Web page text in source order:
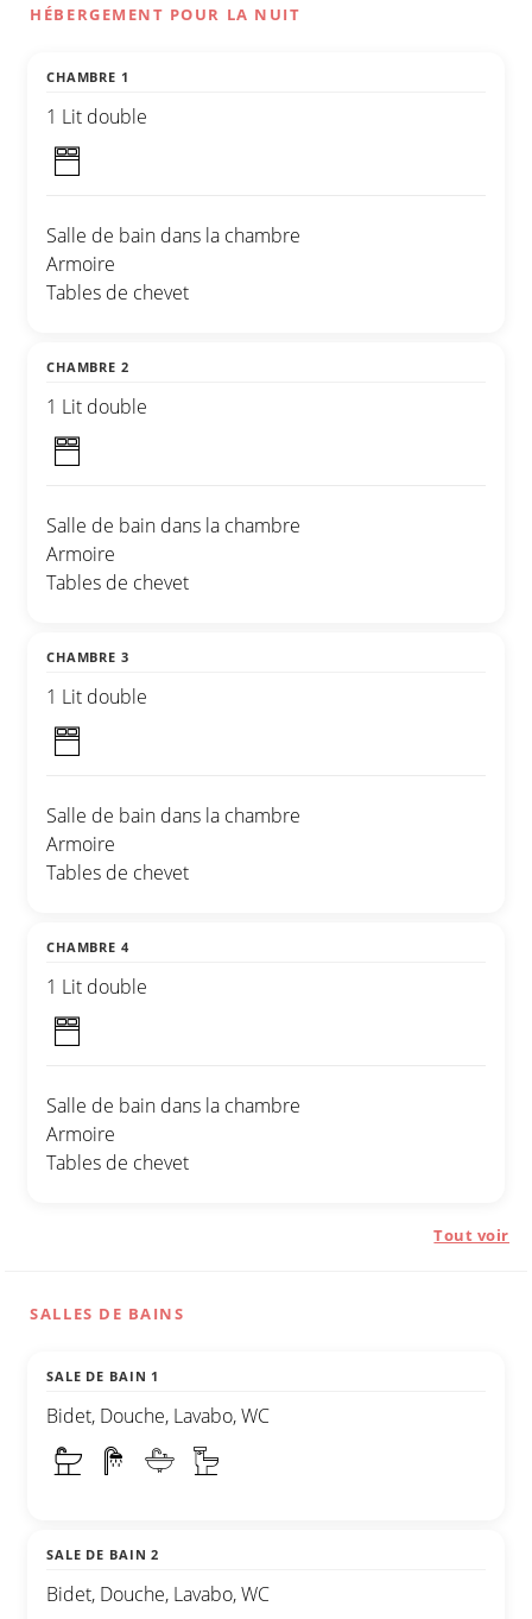
HÉBERGEMENT POUR LA NUIT
CHAMBRE 1
1 Lit double
Salle de bain dans la chambre
Armoire
Tables de chevet
CHAMBRE 2
1 Lit double
Salle de bain dans la chambre
Armoire
Tables de chevet
CHAMBRE 3
1 Lit double
Salle de bain dans la chambre
Armoire
Tables de chevet
CHAMBRE 4
1 Lit double
Salle de bain dans la chambre
Armoire
Tables de chevet
Tout voir
SALLES DE BAINS
SALE DE BAIN 1
Bidet, Douche, Lavabo, WC
SALE DE BAIN 2
Bidet, Douche, Lavabo, WC